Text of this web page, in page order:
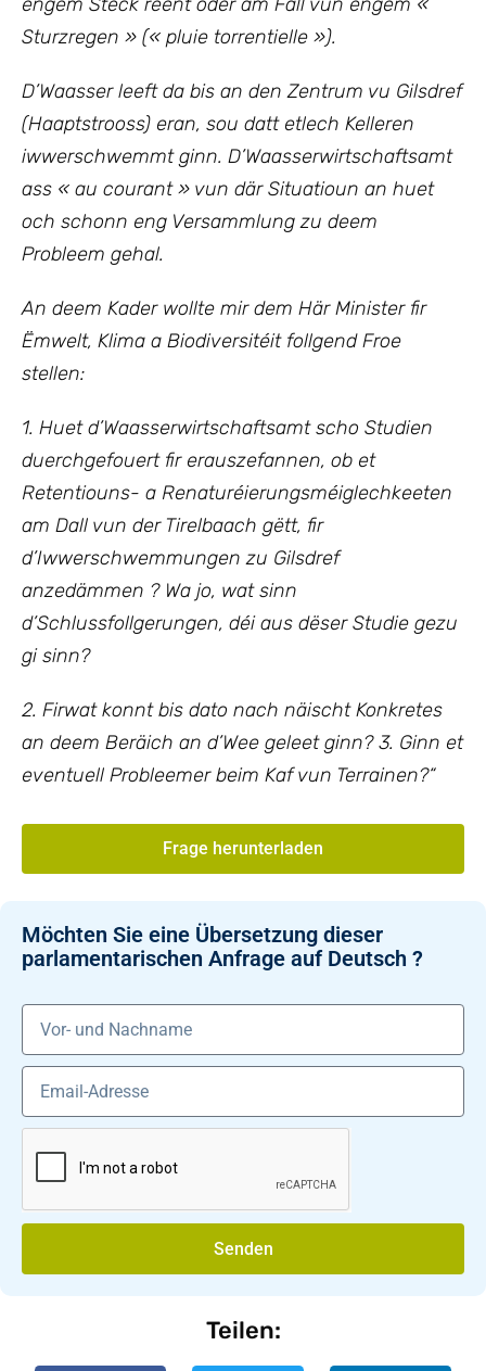
Sturzregen » (« pluie torrentielle »).
D’Waasser leeft da bis an den Zentrum vu Gilsdref
(Haaptstrooss) eran, sou datt etlech Kelleren
iwwerschwemmt ginn. D’Waasserwirtschaftsamt
ass « au courant » vun där Situatioun an huet
och schonn eng Versammlung zu deem
Probleem gehal.
An deem Kader wollte mir dem Här Minister fir
Ëmwelt, Klima a Biodiversitéit follgend Froe
stellen:
1. Huet d’Waasserwirtschaftsamt scho Studien
duerchgefouert fir erauszefannen, ob et
Retentiouns- a Renaturéierungsméiglechkeeten
am Dall vun der Tirelbaach gëtt, fir
d’Iwwerschwemmungen zu Gilsdref
anzedämmen ? Wa jo, wat sinn
d’Schlussfollgerungen, déi aus dëser Studie gezu
gi sinn?
2. Firwat konnt bis dato nach näischt Konkretes
an deem Beräich an d’Wee geleet ginn? 3. Ginn et
eventuell Probleemer beim Kaf vun Terrainen?“
Frage herunterladen
Möchten Sie eine Übersetzung dieser
parlamentarischen Anfrage auf Deutsch ?
Senden
Teilen: